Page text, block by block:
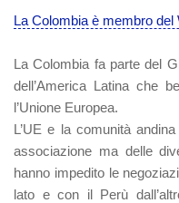
La Colombia è membro del
La Colombia fa parte del
dell’America Latina che
l’Unione Europea.
L’UE e la comunità
associazione ma delle
hanno impedito le
lato e con il Perù